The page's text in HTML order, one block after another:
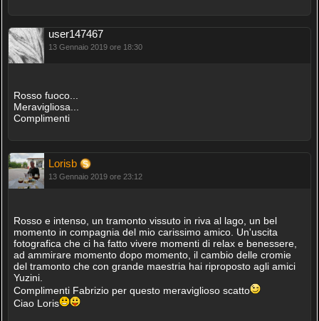
user147467
13 Gennaio 2019 ore 18:30
Rosso fuoco...
Meravigliosa...
Complimenti
Lorisb
13 Gennaio 2019 ore 23:12
Rosso e intenso, un tramonto vissuto in riva al lago, un bel
momento in compagnia del mio carissimo amico. Un'uscita
fotografica che ci ha fatto vivere momenti di relax e benessere,
ad ammirare momento dopo momento, il cambio delle cromie
del tramonto che con grande maestria hai riproposto agli amici
Yuzini.
Complimenti Fabrizio per questo meraviglioso scatto
Ciao Loris